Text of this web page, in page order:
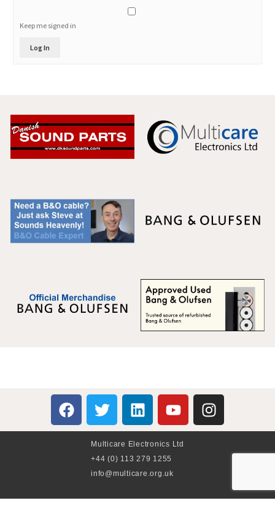
Keep me signed in
Log In
Multicare Electronics Ltd
+44 (0) 113 279 1255
info@multicare.org.uk